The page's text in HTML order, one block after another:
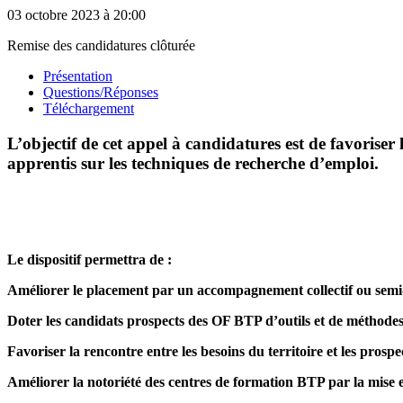
03 octobre 2023 à 20:00
Remise des candidatures clôturée
Présentation
Questions/Réponses
Téléchargement
L’objectif de cet appel à candidatures est de
apprentis sur les techniques de recherche d’emploi.
Le dispositif permettra de :
Améliorer le placement par un accompagnement collectif ou
Doter les candidats prospects des OF BTP d’outils et de
Favoriser la rencontre entre les besoins du territoire et les
Améliorer la notoriété des centres de formation BTP par la mise